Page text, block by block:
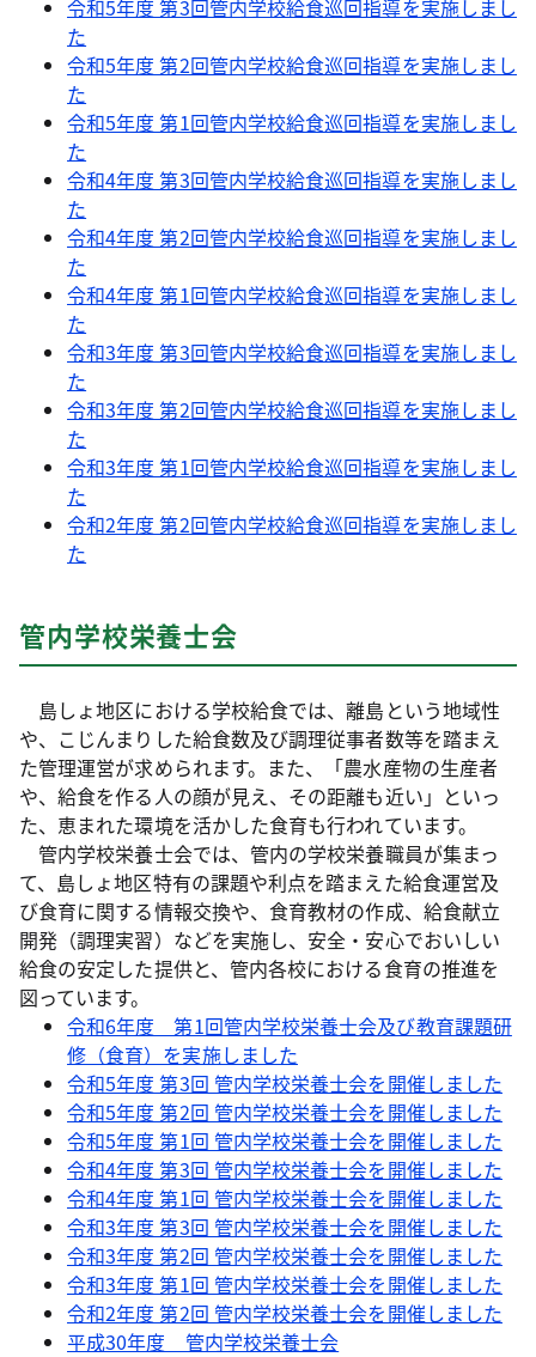
令和5年度 第3回管内学校給食巡回指導を実施しまし
た
令和5年度 第2回管内学校給食巡回指導を実施しまし
た
令和5年度 第1回管内学校給食巡回指導を実施しまし
た
令和4年度 第3回管内学校給食巡回指導を実施しまし
た
令和4年度 第2回管内学校給食巡回指導を実施しまし
た
令和4年度 第1回管内学校給食巡回指導を実施しまし
た
令和3年度 第3回管内学校給食巡回指導を実施しまし
た
令和3年度 第2回管内学校給食巡回指導を実施しまし
た
令和3年度 第1回管内学校給食巡回指導を実施しまし
た
令和2年度 第2回管内学校給食巡回指導を実施しまし
た
管内学校栄養士会
島しょ地区における学校給食では、離島という地域性
や、こじんまりした給食数及び調理従事者数等を踏まえ
た管理運営が求められます。また、「農水産物の生産者
や、給食を作る人の顔が見え、その距離も近い」といっ
た、恵まれた環境を活かした食育も行われています。
管内学校栄養士会では、管内の学校栄養職員が集まっ
て、島しょ地区特有の課題や利点を踏まえた給食運営及
び食育に関する情報交換や、食育教材の作成、給食献立
開発（調理実習）などを実施し、安全・安心でおいしい
給食の安定した提供と、管内各校における食育の推進を
図っています。
令和6年度 第1回管内学校栄養士会及び教育課題研
修（食育）を実施しました
令和5年度 第3回 管内学校栄養士会を開催しました
令和5年度 第2回 管内学校栄養士会を開催しました
令和5年度 第1回 管内学校栄養士会を開催しました
令和4年度 第3回 管内学校栄養士会を開催しました
令和4年度 第1回 管内学校栄養士会を開催しました
令和3年度 第3回 管内学校栄養士会を開催しました
令和3年度 第2回 管内学校栄養士会を開催しました
令和3年度 第1回 管内学校栄養士会を開催しました
令和2年度 第2回 管内学校栄養士会を開催しました
平成30年度 管内学校栄養士会